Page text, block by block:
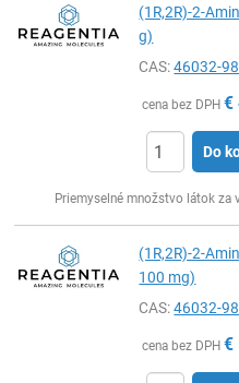
(1R,2R)-2-
g)
CAS:46032-
cena bez DPH €
Do
Priemyselné množstvo látok za
(1R,2R)-2-
100 mg)
CAS:46032-
cena bez DPH €